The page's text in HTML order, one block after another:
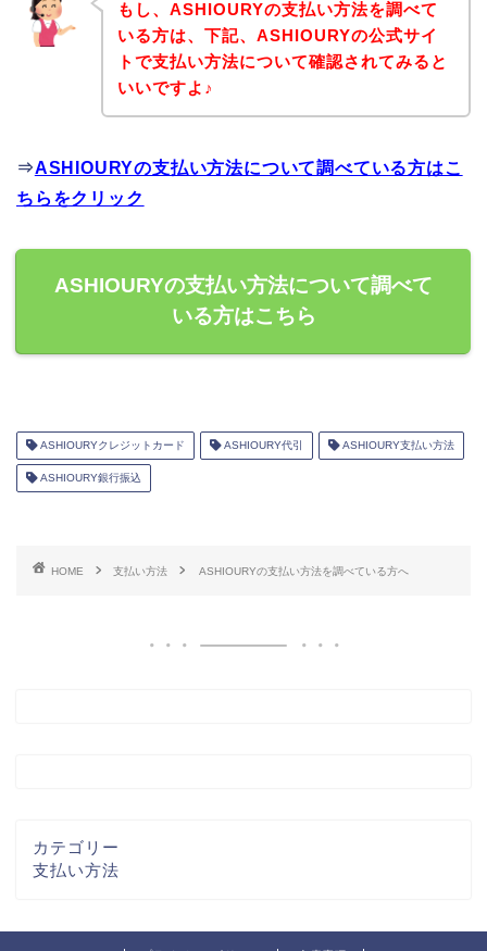
もし、ASHIOURYの支払い方法を調べて
いる方は、下記、ASHIOURYの公式サイ
トで支払い方法について確認されてみると
いいですよ♪
⇒ASHIOURYの支払い方法について調べている方はこ
ちらをクリック
ASHIOURYの支払い方法について調べて
いる方はこちら
ASHIOURYクレジットカード ASHIOURY代引 ASHIOURY支払い方法
ASHIOURY銀行振込
HOME 支払い方法 ASHIOURYの支払い方法を調べている方へ
カテゴリー
支払い方法